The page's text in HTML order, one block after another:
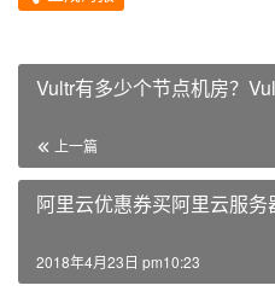
Vultr有多少个节点机房？
上一篇
阿里云优惠券买阿里云服
2018年4月23日 pm10:23